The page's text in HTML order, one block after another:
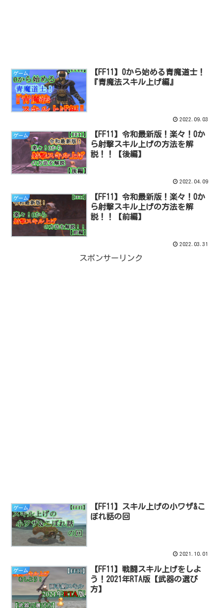
ゲーム
【FF11】0から始める青魔道士！
『青魔法スキル上げ編』
2022.09.03
ゲーム
【FF11】令和最新版！楽々！0か
ら射撃スキル上げの方法を解
説！！【後編】
2022.04.09
ゲーム
【FF11】令和最新版！楽々！0か
ら射撃スキル上げの方法を解
説！！【前編】
2022.03.31
スポンサーリンク
ゲーム
【FF11】スキル上げの小ワザ&こ
ぼれ話の回
2021.10.01
ゲーム
【FF11】戦闘スキル上げをしよ
う！2021年RTA版【武器の選び
方】